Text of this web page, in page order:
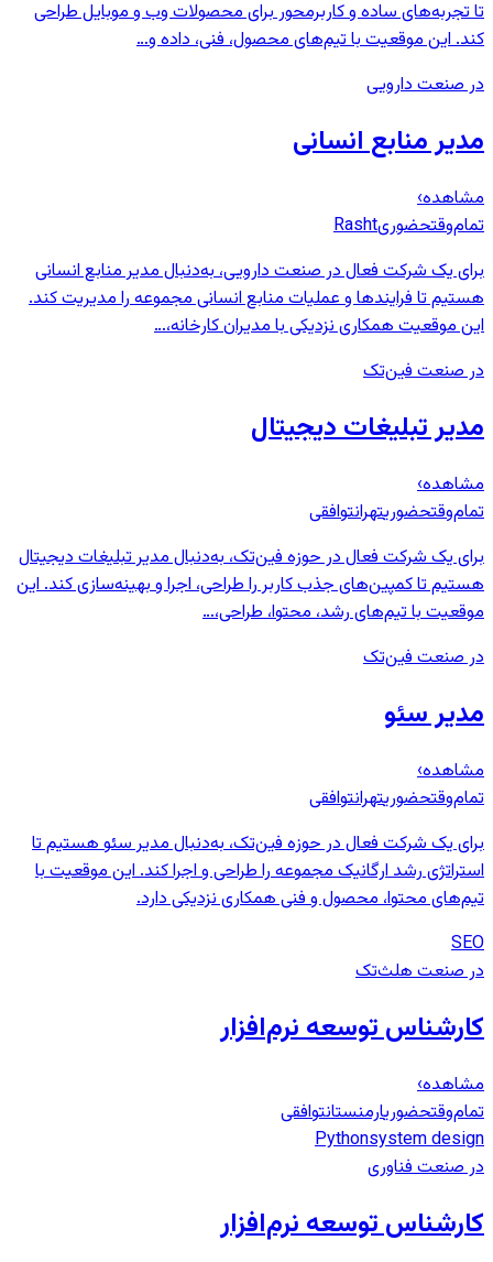
تا تجربه‌های ساده و کاربرمحور برای محصولات وب و موبایل طراحی
کند. این موقعیت با تیم‌های محصول، فنی، داده و…
در صنعت دارویی
مدیر منابع انسانی
مشاهده›
تمام‌وقتحضوریRasht
برای یک شرکت فعال در صنعت دارویی، به‌دنبال مدیر منابع انسانی
هستیم تا فرایندها و عملیات منابع انسانی مجموعه را مدیریت کند.
این موقعیت همکاری نزدیکی با مدیران کارخانه،…
در صنعت فین‌تک
مدیر تبلیغات دیجیتال
مشاهده›
تمام‌وقتحضوریتهرانتوافقی
برای یک شرکت فعال در حوزه فین‌تک، به‌دنبال مدیر تبلیغات دیجیتال
هستیم تا کمپین‌های جذب کاربر را طراحی، اجرا و بهینه‌سازی کند. این
موقعیت با تیم‌های رشد، محتوا، طراحی،…
در صنعت فین‌تک
مدیر سئو
مشاهده›
تمام‌وقتحضوریتهرانتوافقی
برای یک شرکت فعال در حوزه فین‌تک، به‌دنبال مدیر سئو هستیم تا
استراتژی رشد ارگانیک مجموعه را طراحی و اجرا کند. این موقعیت با
تیم‌های محتوا، محصول و فنی همکاری نزدیکی دارد.
SEO
در صنعت هلث‌تک
کارشناس توسعه نرم‌افزار
مشاهده›
تمام‌وقتحضوریارمنستانتوافقی
Pythonsystem design
در صنعت فناوری
کارشناس توسعه نرم‌افزار